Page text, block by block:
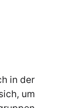
in der
um